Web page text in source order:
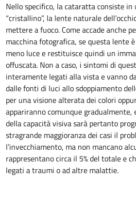
Nello specifico, la cataratta consiste in
“cristallino”, la lente naturale
mettere a fuoco. Come accade anche
macchina fotografica, se questa lente
meno luce e restituisce quindi un
offuscata. Non a caso, i sintomi di
interamente legati alla vista e vanno
dalle fonti di luci allo sdoppiamento
per una visione alterata dei colori
appariranno comunque gradualmente,
della capacità visiva sarà pertanto
stragrande maggioranza dei casi il
l’invecchiamento, ma non mancano
rappresentano circa il 5% del totale e
legati a traumi o ad altre malattie.